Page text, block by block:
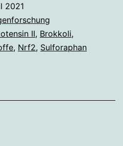
Herz
schützt
2021
II, Brokkoli,
, Nrf2, Sulforaphan